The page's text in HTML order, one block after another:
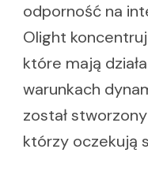
odporność na
Olight
które mają
warunkach
został
którzy oczekują